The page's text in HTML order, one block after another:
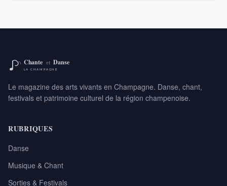
Le magazine des arts vivants en Champagne. Danse, chant,
festivals et patrimoine culturel de la région champenoise.
RUBRIQUES
Danse
Musique & Chant
Sorties & Festivals